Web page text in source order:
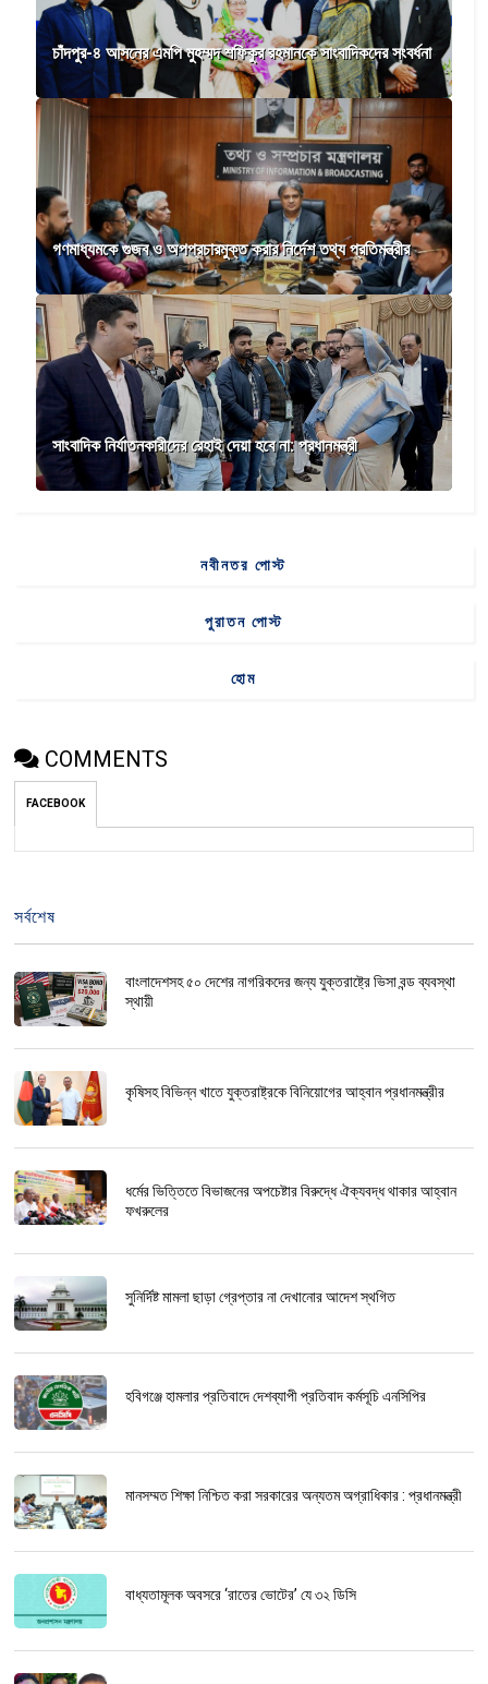
চাঁদপুর-৪ আসনের এমপি মুহম্মদ শফিকুর রহমানকে সাংবাদিকদের সংবর্ধনা
গণমাধ্যমকে গুজব ও অপপ্রচারমুক্ত করার নির্দেশ তথ্য প্রতিমন্ত্রীর
সাংবাদিক নির্যাতনকারীদের রেহাই দেয়া হবে না: প্রধানমন্ত্রী
নবীনতর পোস্ট
পুরাতন পোস্ট
হোম
COMMENTS
FACEBOOK
সর্বশেষ
বাংলাদেশসহ ৫০ দেশের নাগরিকদের জন্য যুক্তরাষ্ট্রে ভিসা বন্ড ব্যবস্থা
স্থায়ী
কৃষিসহ বিভিন্ন খাতে যুক্তরাষ্ট্রকে বিনিয়োগের আহ্বান প্রধানমন্ত্রীর
ধর্মের ভিত্তিতে বিভাজনের অপচেষ্টার বিরুদ্ধে ঐক্যবদ্ধ থাকার আহ্বান
ফখরুলের
সুনির্দিষ্ট মামলা ছাড়া গ্রেপ্তার না দেখানোর আদেশ স্থগিত
হবিগঞ্জে হামলার প্রতিবাদে দেশব্যাপী প্রতিবাদ কর্মসূচি এনসিপির
মানসম্মত শিক্ষা নিশ্চিত করা সরকারের অন্যতম অগ্রাধিকার : প্রধানমন্ত্রী
বাধ্যতামূলক অবসরে ‘রাতের ভোটের’ যে ৩২ ডিসি